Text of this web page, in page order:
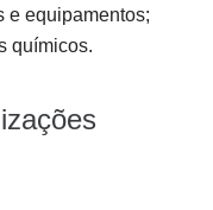
e equipamentos;
químicos.